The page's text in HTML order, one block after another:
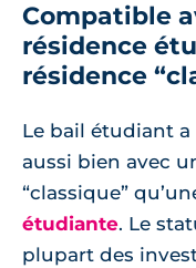
Compatible
résidence
résidence
Le bail étudiant a
aussi bien avec
“classique”
étudiante. Le
plupart des